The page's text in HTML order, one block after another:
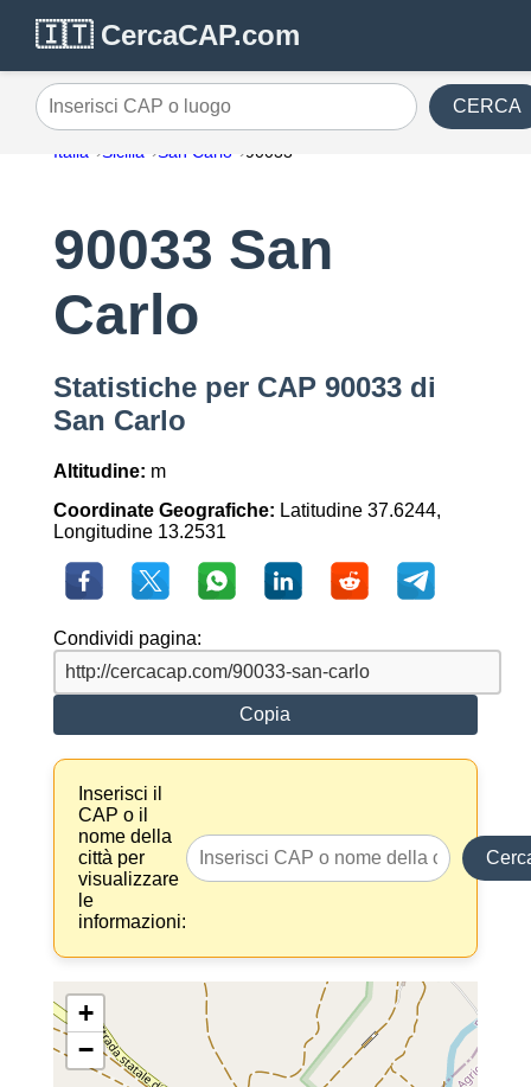
🇮🇹 CercaCAP.com
Inserisci CAP o luogo CERCA
Italia Sicilia San Carlo 90033
90033 San
Carlo
Statistiche per CAP 90033 di
San Carlo
Altitudine: m
Coordinate Geografiche: Latitudine 37.6244,
Longitudine 13.2531
Condividi pagina:
Copia
Inserisci il
CAP o il
nome della
città per
visualizzare
le
informazioni:
+
−